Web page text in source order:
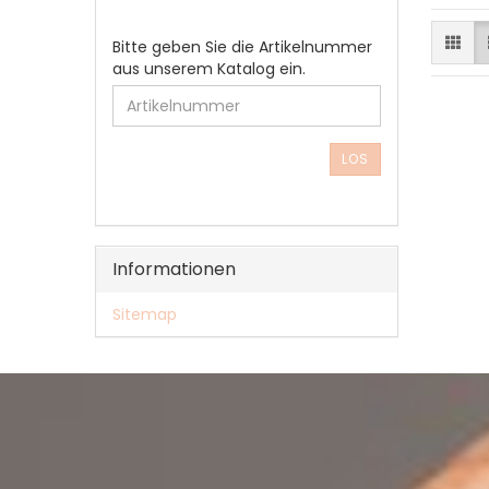
BITTE
GEBEN
SIE
DIE
ARTIKELNUMMER
EIN.
Bitte geben Sie die Artikelnummer
aus unserem Katalog ein.
LOS
Informationen
Sitemap